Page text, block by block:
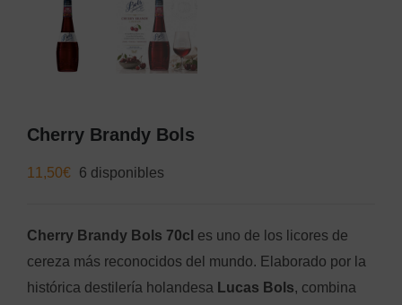
Cherry Brandy Bols
11,50€ 6 disponibles
Cherry Brandy Bols 70cl es uno de los licores de
cereza más reconocidos del mundo. Elaborado por la
histórica destilería holandesa Lucas Bols, combina